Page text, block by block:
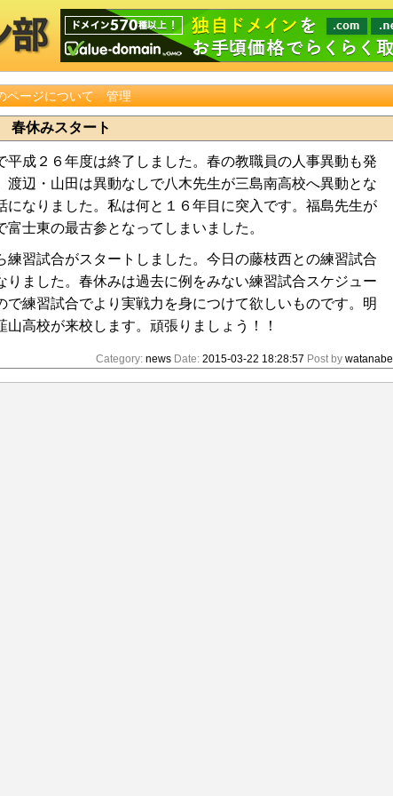
ページについて 管理
春休みスタート
平成２６年度は終了しました。春の教職員の人事異動も発
渡辺・山田は異動なしで八木先生が三島南高校へ異動とな
になりました。私は何と１６年目に突入です。福島先生が
富士東の最古参となってしまいました。
練習試合がスタートしました。今日の藤枝西との練習試合
りました。春休みは過去に例をみない練習試合スケジュー
で練習試合でより実戦力を身につけて欲しいものです。明
山高校が来校します。頑張りましょう！！
Category: news Date: 2015-03-22 18:28:57 Post by watanabe